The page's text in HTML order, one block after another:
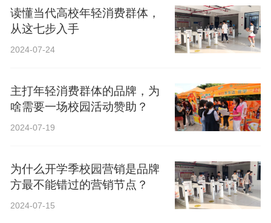
读懂当代高校年轻消费群体，
从这七步入手
2024-07-24
主打年轻消费群体的品牌，为
啥需要一场校园活动赞助？
2024-07-19
为什么开学季校园营销是品牌
方最不能错过的营销节点？
2024-07-15